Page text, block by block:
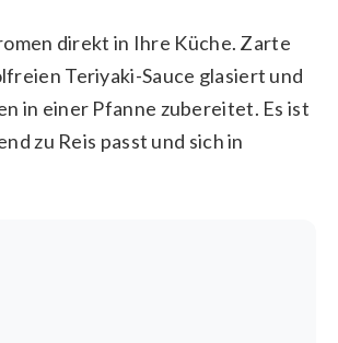
direkt in Ihre Küche. Zarte
Teriyaki-Sauce glasiert und
in einer Pfanne zubereitet. Es ist
zu Reis passt und sich in